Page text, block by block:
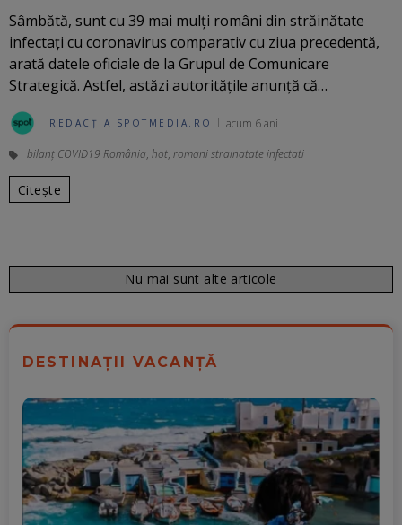
Sâmbătă, sunt cu 39 mai mulți români din străinătate
infectați cu coronavirus comparativ cu ziua precedentă,
arată datele oficiale de la Grupul de Comunicare
Strategică. Astfel, astăzi autoritățile anunță că…
REDACȚIA SPOTMEDIA.RO acum 6 ani
bilanț COVID19 România, hot, romani strainatate infectati
Citește
Nu mai sunt alte articole
DESTINAȚII VACANȚĂ